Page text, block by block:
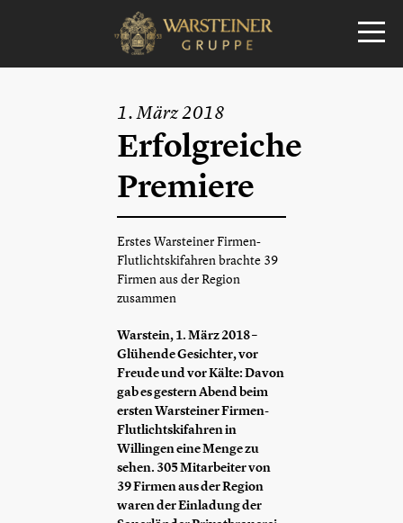
1. März 2018
Erfolgreiche
Premiere
Erstes Warsteiner Firmen-
Flutlichtskifahren brachte 39
Firmen aus der Region
zusammen
Warstein, 1. März 2018 –
Glühende Gesichter, vor
Freude und vor Kälte: Davon
gab es gestern Abend beim
ersten Warsteiner Firmen-
Flutlichtskifahren in
Willingen eine Menge zu
sehen. 305 Mitarbeiter von
39 Firmen aus der Region
waren der Einladung der